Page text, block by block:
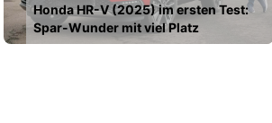
Honda HR-V (2025) im ersten Test:
Spar-Wunder mit viel Platz